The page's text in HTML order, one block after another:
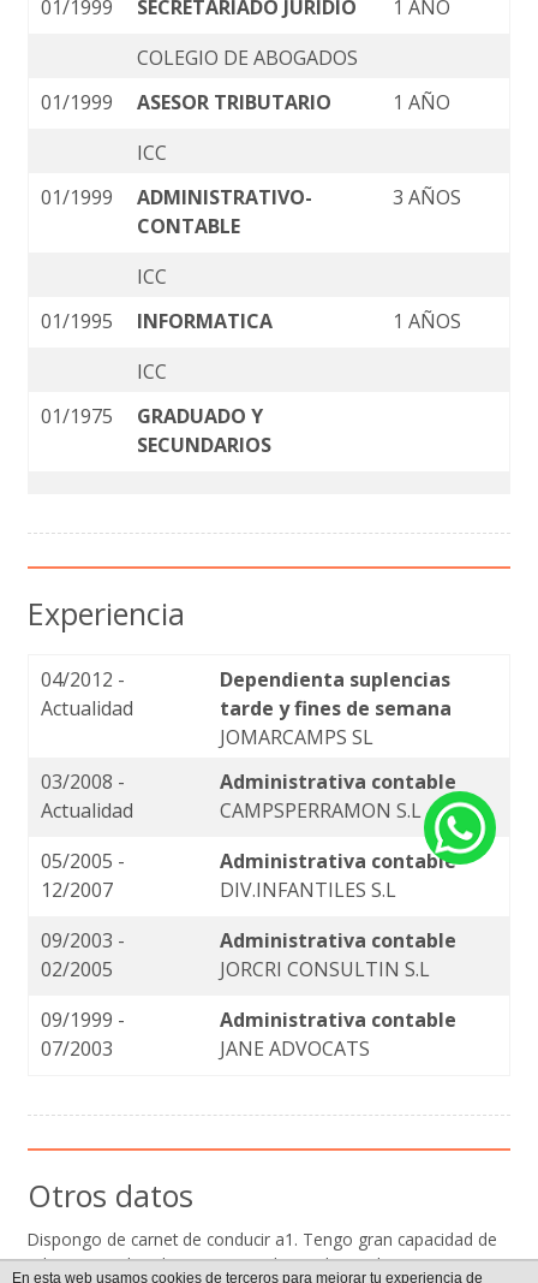
01/1999 SECRETARIADO JURIDIO
1 AÑO
COLEGIO DE ABOGADOS
01/1999
ASESOR TRIBUTARIO
1 AÑO
ICC
01/1999
ADMINISTRATIVO-
CONTABLE
3 AÑOS
ICC
01/1995
INFORMATICA
1 AÑOS
ICC
01/1975
GRADUADO Y
SECUNDARIOS
Experiencia
04/2012 -
Actualidad
Dependienta suplencias
tarde y fines de semana
JOMARCAMPS SL
03/2008 -
Actualidad
Administrativa contable
CAMPSPERRAMON S.L
05/2005 -
12/2007
Administrativa contable
DIV.INFANTILES S.L
09/2003 -
02/2005
Administrativa contable
JORCRI CONSULTIN S.L
09/1999 -
07/2003
Administrativa contable
JANE ADVOCATS
Otros datos
Dispongo de carnet de conducir a1. Tengo gran capacidad de
adaptacion, don de gentes, y sobre todo muchas ganas ante
En esta web usamos cookies de terceros para mejorar tu experiencia de